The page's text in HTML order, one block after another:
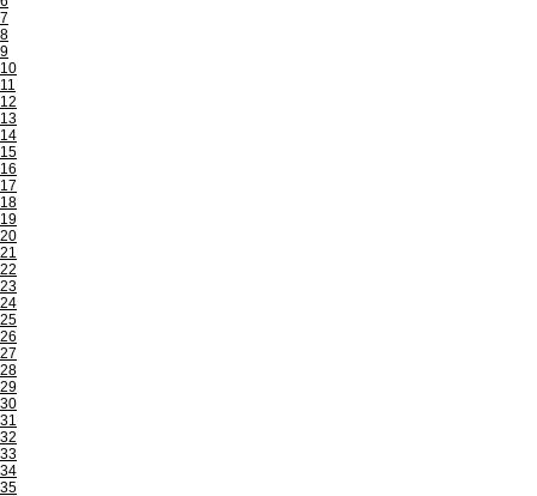
7
8
9
10
11
12
13
14
15
16
17
18
19
20
21
22
23
24
25
26
27
28
29
30
31
32
33
34
35